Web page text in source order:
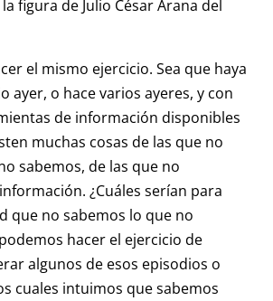
figura de Julio César Arana del
el mismo ejercicio. Sea que haya
ayer, o hace varios ayeres, y con
de información disponibles
muchas cosas de las que no
sabemos, de las que no
¿Cuáles serían para
que no sabemos lo que no
hacer el ejercicio de
algunos de esos episodios o
cuales intuimos que sabemos